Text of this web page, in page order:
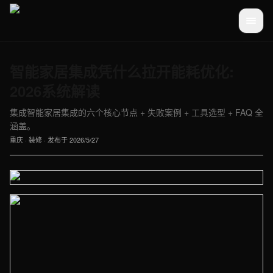
集成智能家居集成的六个核心节点 + 失败案例 + 工具选型 + FAQ 全
涵盖。
重庆 · 装修 · 发布于2026/5/27